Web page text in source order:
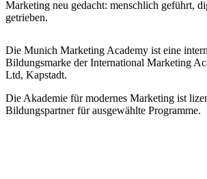
Marketing neu gedacht: menschlich geführt,
getrieben.
Die Munich Marketing Academy ist eine
Bildungsmarke der International Marketing
Ltd, Kapstadt.
Die Akademie für modernes Marketing ist
Bildungspartner für ausgewählte Programme.